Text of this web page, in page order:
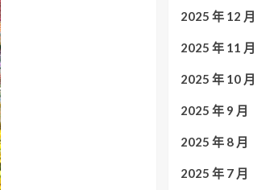
2025 年 12 月
2025 年 11 月
2025 年 10 月
2025 年 9 月
2025 年 8 月
2025 年 7 月